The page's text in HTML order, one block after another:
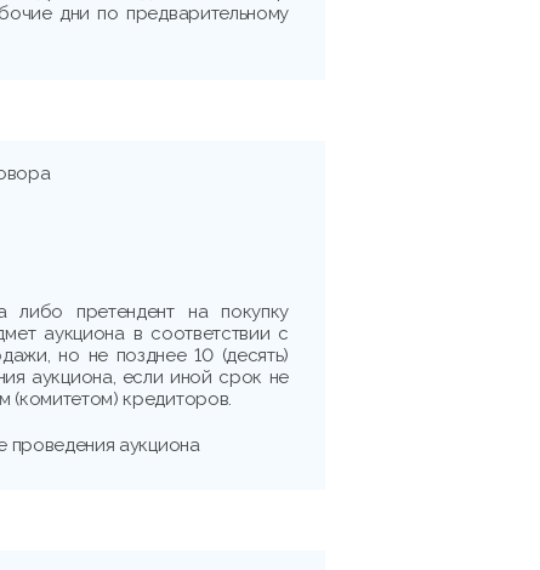
дни по предварительному
либо претендент на покупку
аукциона в соответствии с
но не позднее 10 (десять)
аукциона, если иной срок не
(комитетом) кредиторов.
проведения аукциона